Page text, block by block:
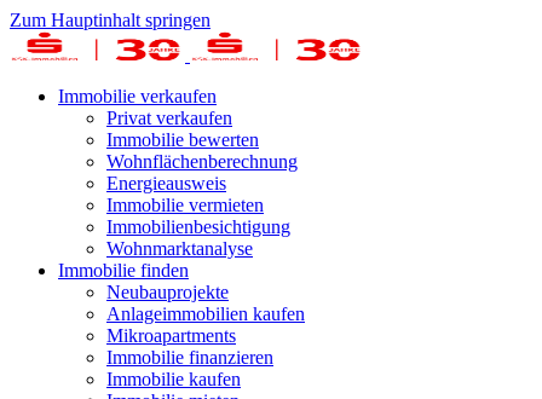
Zum Hauptinhalt springen
Immobilie verkaufen
Privat verkaufen
Immobilie bewerten
Wohnflächenberechnung
Energieausweis
Immobilie vermieten
Immobilienbesichtigung
Wohnmarktanalyse
Immobilie finden
Neubauprojekte
Anlageimmobilien kaufen
Mikroapartments
Immobilie finanzieren
Immobilie kaufen